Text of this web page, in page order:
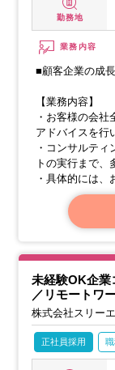
勤務地
業務内容
■顧客企業の成
【業務内容】
・お客様の会
アドバイスを行
・コンサルテ
トの実行まで、
・具体的には
特定、そして
案、実行計画
・これらのコ
・特に、このお
ジニアリング）
だきます。
未経験OK企業
／リモートワ
株式会社スリー
正社員採用